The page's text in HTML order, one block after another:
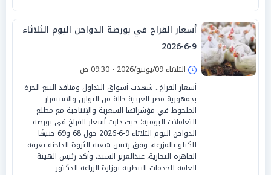
أسعار الفراخ في بورصة الدواجن اليوم الثلاثاء
9-6-2026
الثلاثاء 09/يونيو/2026 - 09:30 ص
أسعار الفراخ.. شهدت أسواق التداول ومنافذ البيع الحرة
بجمهورية مصر العربية حالة من التوازن والاستقرار
الملحوظ في مؤشراتها السعرية والإنتاجية مع مطلع
التعاملات اليومية؛ حيث دارت أسعار الفراخ في بورصة
الدواجن اليوم الثلاثاء 9-6-2026 حول 68 و69 جنيهًا
للكيلو بالمزرعة، وفق رئيس شعبة الثروة الداجنة بغرفة
القاهرة التجارية، عبدالعزيز السيد، وأكد رئيس الهيئة
العامة للخدمات البيطرية بوزارة الزراعة الدكتور